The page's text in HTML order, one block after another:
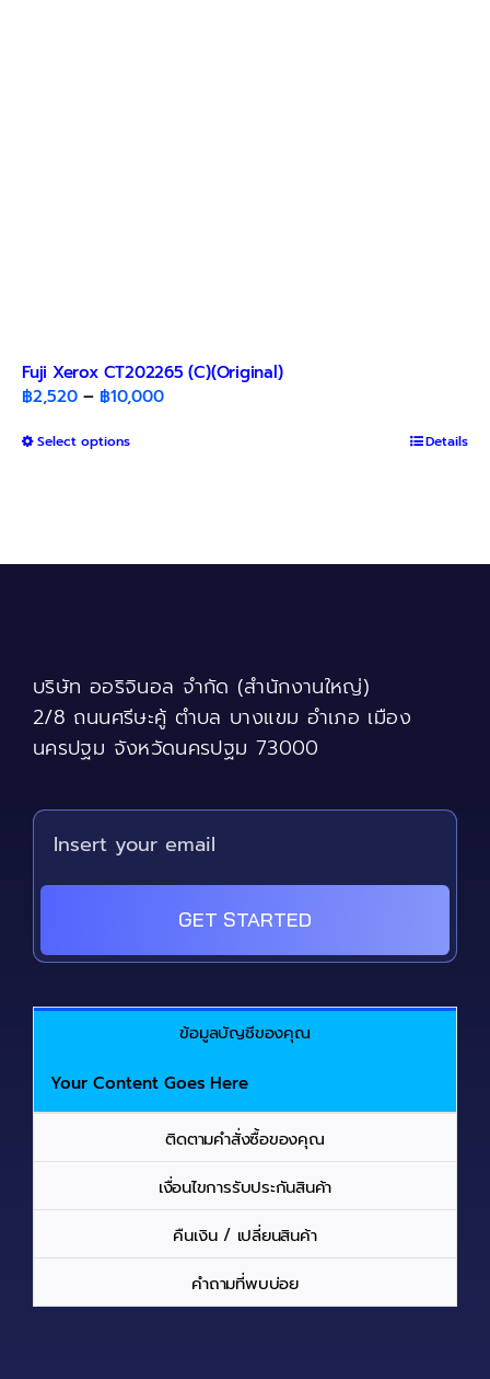
Fuji Xerox CT202265 (C)(Original)
฿2,520 – ฿10,000Price
Select optionsThis
The
on
the
product
page
Details
บริษัท ออริจินอล จำกัด (สำนักงานใหญ่)
2/8 ถนนศรีษะคู้ ตำบล บางแขม อำเภอ เมือง
นครปฐม จังหวัดนครปฐม 73000
GET STARTED
ข้อมูลบัญชีของคุณ
Your Content Goes Here
ติดตามคำสั่งซื้อของคุณ
เงื่อนไขการรับประกันสินค้า
คืนเงิน / เปลี่ยนสินค้า
คำถามที่พบบ่อย